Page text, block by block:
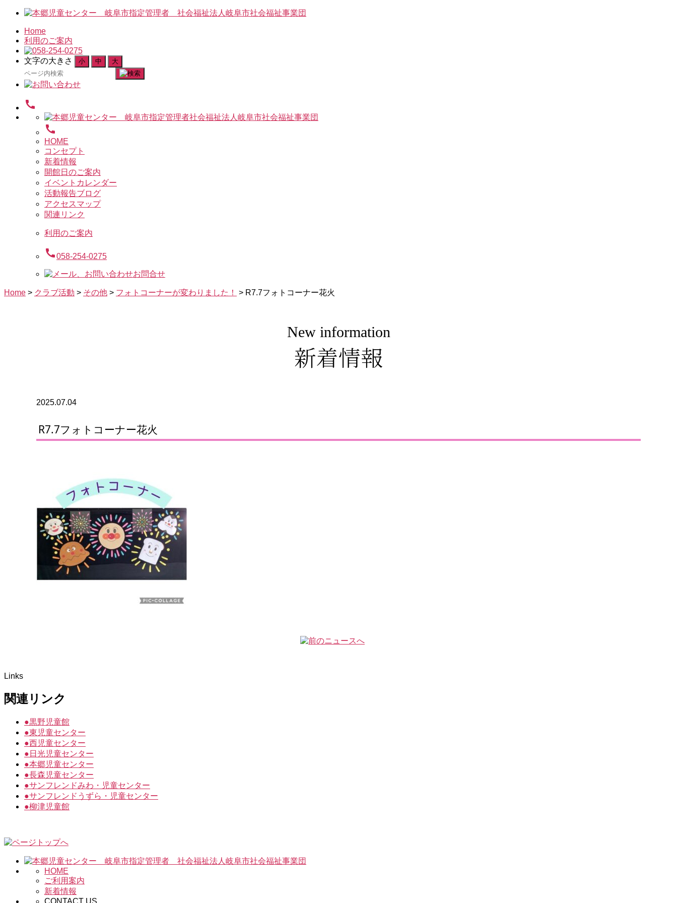
Home
利用のご案内
文字の大きさ 小 中 大
検
索
象:
call
call
HOME
コンセプト
新着情報
開館日のご案内
イベントカレンダー
活動報告ブログ
アクセスマップ
関連リンク
利用のご案内
call058-254-0275
お問合せ
Home > クラブ活動 > その他 > フォトコーナーが変わりました！ > R7.7フォトコーナー花火
New information
新着情報
2025.07.04
R7.7フォトコーナー花火
Links
関連リンク
●黒野児童館
●東児童センター
●西児童センター
● 日光児童センター
●本郷児童センター
●長森児童センター
●サンフレンドみわ・児童センター
●サンフレンドうずら・児童センター
●柳津児童館
HOME
ご利用案内
新着情報
CONTACT US